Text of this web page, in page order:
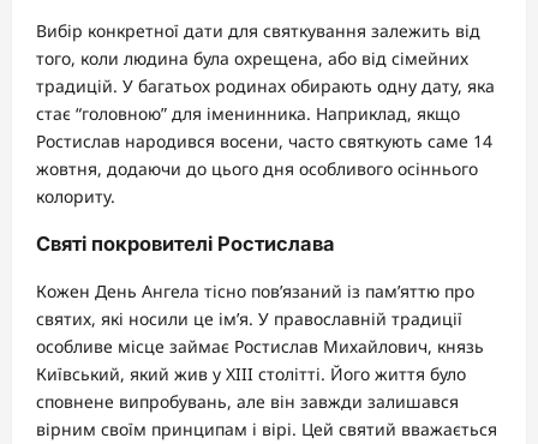
Вибір конкретної дати для святкування залежить від
того, коли людина була охрещена, або від сімейних
традицій. У багатьох родинах обирають одну дату, яка
стає “головною” для іменинника. Наприклад, якщо
Ростислав народився восени, часто святкують саме 14
жовтня, додаючи до цього дня особливого осіннього
колориту.
Святі покровителі Ростислава
Кожен День Ангела тісно пов’язаний із пам’яттю про
святих, які носили це ім’я. У православній традиції
особливе місце займає Ростислав Михайлович, князь
Київський, який жив у XIII столітті. Його життя було
сповнене випробувань, але він завжди залишався
вірним своїм принципам і вірі. Цей святий вважається